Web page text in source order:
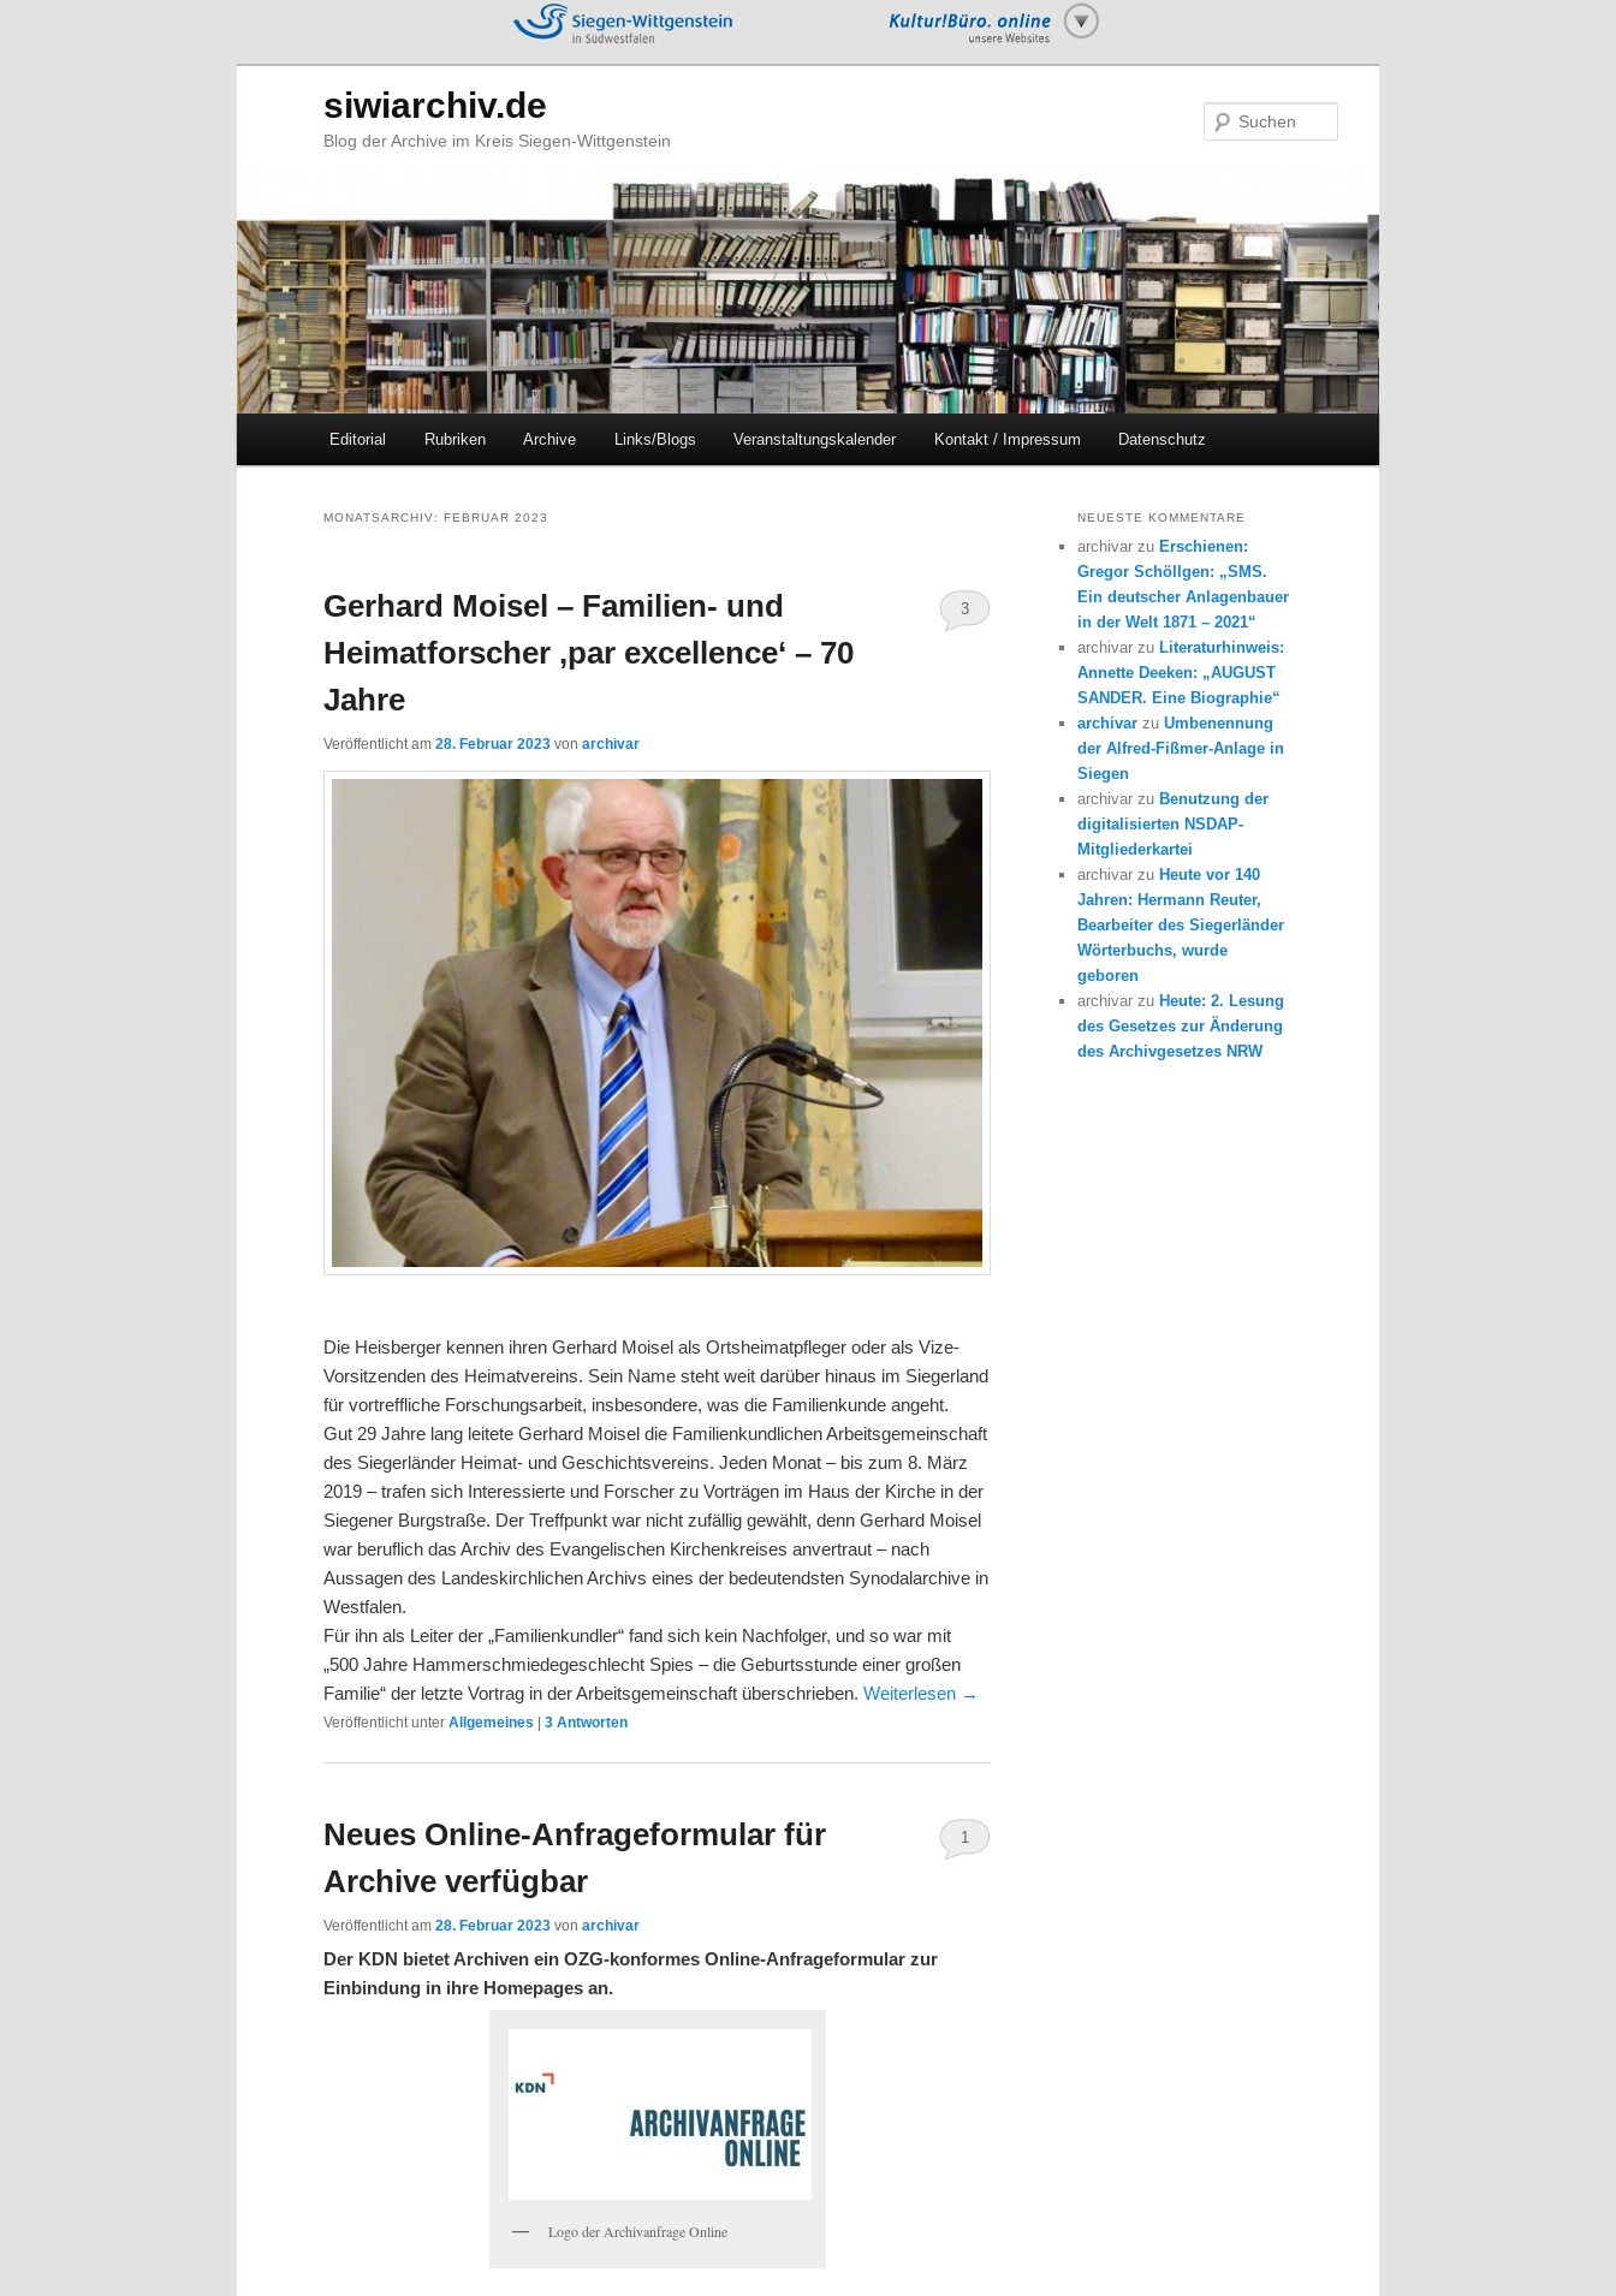
siwiarchiv.de
Blog der Archive im Kreis Siegen-Wittgenstein
Zum
springen
Zum
springen
Editorial Rubriken Archive Links/Blogs Veranstaltungskalender Kontakt / Impressum Datenschutz
MONATSARCHIV:FEBRUAR 2023
Gerhard Moisel – Familien- und
Heimatforscher ‚par excellence‘ – 70
Jahre
Veröffentlicht am28. Februar 2023 vonarchivar
3
Die Heisberger kennen ihren Gerhard Moisel als Ortsheimatpfleger oder als Vize-
Vorsitzenden des Heimatvereins. Sein Name steht weit darüber hinaus im Siegerland
für vortreffliche Forschungsarbeit, insbesondere, was die Familienkunde angeht.
Gut 29 Jahre lang leitete Gerhard Moisel die Familienkundlichen Arbeitsgemeinschaft
des Siegerländer Heimat- und Geschichtsvereins. Jeden Monat – bis zum 8. März
2019 – trafen sich Interessierte und Forscher zu Vorträgen im Haus der Kirche in der
Siegener Burgstraße. Der Treffpunkt war nicht zufällig gewählt, denn Gerhard Moisel
war beruflich das Archiv des Evangelischen Kirchenkreises anvertraut – nach
Aussagen des Landeskirchlichen Archivs eines der bedeutendsten Synodalarchive in
Westfalen.
Für ihn als Leiter der „Familienkundler“ fand sich kein Nachfolger, und so war mit
„500 Jahre Hammerschmiedegeschlecht Spies – die Geburtsstunde einer großen
Familie“ der letzte Vortrag in der Arbeitsgemeinschaft überschrieben.Weiterlesen →
Veröffentlicht unter Allgemeines |3 Antworten
Neues Online-Anfrageformular für
Archive verfügbar
Veröffentlicht am28. Februar 2023 vonarchivar
1
Der KDN bietet Archiven ein OZG-konformes Online-Anfrageformular zur
Einbindung in ihre Homepages an.
Logo der Archivanfrage Online
NEUESTE KOMMENTARE
archivar zuErschienen:
Gregor Schöllgen: „SMS.
Ein deutscher Anlagenbauer
in der Welt 1871 – 2021“
archivar zuLiteraturhinweis:
Annette Deeken: „AUGUST
SANDER. Eine Biographie“
archivar zuUmbenennung
der Alfred-Fißmer-Anlage in
Siegen
archivar zuBenutzung der
digitalisierten NSDAP-
Mitgliederkartei
archivar zuHeute vor 140
Jahren: Hermann Reuter,
Bearbeiter des Siegerländer
Wörterbuchs, wurde
geboren
archivar zuHeute: 2. Lesung
des Gesetzes zur Änderung
des Archivgesetzes NRW